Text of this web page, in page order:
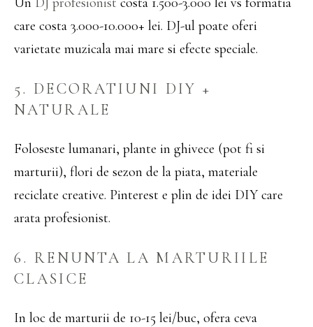
care costa 3.000-10.000+ lei. DJ-ul poate oferi
varietate muzicala mai mare si efecte speciale.
5. DECORATIUNI DIY +
NATURALE
Foloseste lumanari, plante in ghivece (pot fi si
marturii), flori de sezon de la piata, materiale
reciclate creative. Pinterest e plin de idei DIY care
arata profesionist.
6. RENUNTA LA MARTURIILE
CLASICE
In loc de marturii de 10-15 lei/buc, ofera ceva